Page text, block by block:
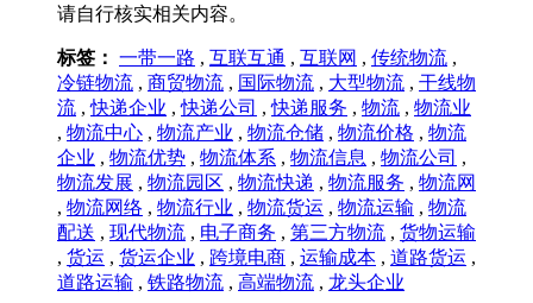
请自行核实相关内容。
标签： 一带一路 , 互联互通 , 互联网 , 传统物流 ,
冷链物流 , 商贸物流 , 国际物流 , 大型物流 , 干线物
流 ,快递企业 ,快递公司 ,快递服务 , 物流 , 物流业
, 物流中心 , 物流产业 , 物流仓储 , 物流价格 , 物流
企业 , 物流优势 , 物流体系 , 物流信息 , 物流公司 ,
物流发展 , 物流园区 , 物流快递 , 物流服务 , 物流网
, 物流网络 , 物流行业 , 物流货运 , 物流运输 , 物流
配送 , 现代物流 , 电子商务 , 第三方物流 , 货物运输
, 货运 , 货运企业 , 跨境电商 , 运输成本 , 道路货运 ,
道路运输 , 铁路物流 , 高端物流 , 龙头企业